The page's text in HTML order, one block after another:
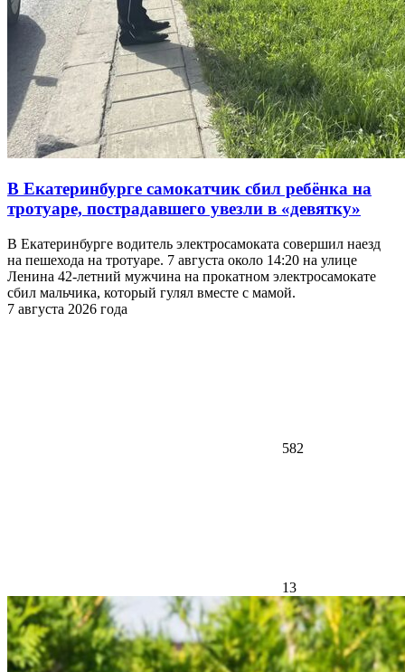
В Екатеринбурге самокатчик сбил ребёнка на
тротуаре, пострадавшего увезли в «девятку»
В Екатеринбурге водитель электросамоката совершил наезд
на пешехода на тротуаре. 7 августа около 14:20 на улице
Ленина 42-летний мужчина на прокатном электросамокате
сбил мальчика, который гулял вместе с мамой.
7 августа 2026 года
582
13